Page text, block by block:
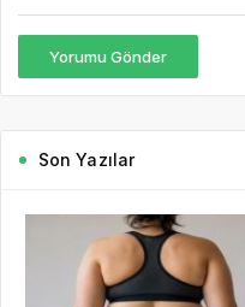
Yorumu Gönder
Son Yazılar